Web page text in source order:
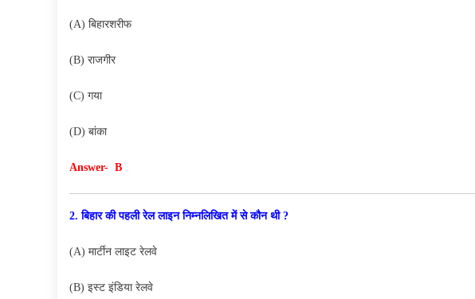
(A) बिहारशरीफ
(B) राजगीर
(C) गया
(D) बांका
Answer- B
2. बिहार की पहली रेल लाइन निम्नलिखित में से कौन थी ?
(A) मार्टीन लाइट रेलवे
(B) इस्ट इंडिया रेलवे